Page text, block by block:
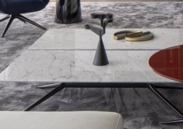
FINITIONS
SYSTÈMES
ENTERPRISE
SERVICES
TOUS LES PROJETS